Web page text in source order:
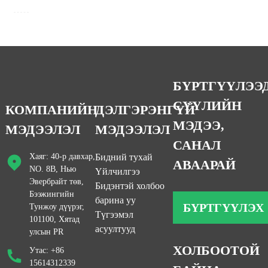
КОМПАНИЙН
МЭДЭЭЛЭЛ
Хаяг: 40-р давхар,
NO. 8B, Нью
Эвербрайт төв,
Бээжингийн
Тунжоу дүүрэг,
101100, Хятад
улсын PR
Утас: +86
15614312339
ДЭЛГЭРЭНГҮЙ
МЭДЭЭЛЭЛ
Бидний тухай
Үйлчилгээ
Бидэнтэй холбоо
барина уу
Түгээмэл
асуултууд
СҮҮЛИЙН
МЭДЭЭ,
САНАЛ
АВААРАЙ
БҮРТГҮҮЛЭХ
ХОЛБООТОЙ